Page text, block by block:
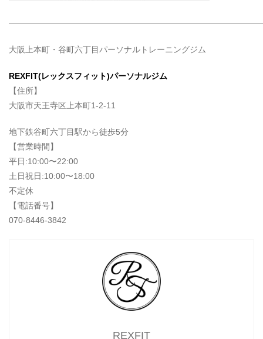
大阪上本町・谷町六丁目パーソナルトレーニングジム
REXFIT(レックスフィット)パーソナルジム
【住所】
大阪市天王寺区上本町1-2-11
地下鉄谷町六丁目駅から徒歩5分
【営業時間】
平日:10:00〜22:00
土日祝日:10:00〜18:00
不定休
【電話番号】
070-8446-3842
REXFIT